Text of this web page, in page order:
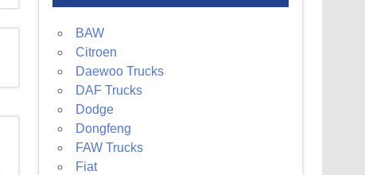
BAW
Citroen
Daewoo Trucks
DAF Trucks
Dodge
Dongfeng
FAW Trucks
Fiat